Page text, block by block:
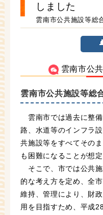
しました
雲南市公共施設等総
雲南市公
雲南市公共施設等総
雲南市では過去に整
路、水道等のインフラ
共施設等をすべてその
も困難になることが想定
そこで、市では公共
的な考え方を定め、全
維持、管理により、財
用を目指すため、平成